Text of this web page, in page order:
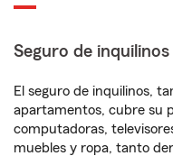
Seguro de inquilinos
El seguro de inquilinos,
apartamentos, cubre su
computadoras,
muebles y ropa, tanto